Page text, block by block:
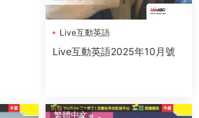
Live互動英語
Live互動英語2025年10月號
繁體中文